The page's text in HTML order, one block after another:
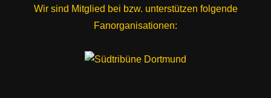
Wir sind Mitglied bei bzw. unterstützen folgende
Fanorganisationen: